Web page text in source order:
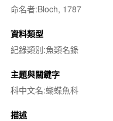
命名者:Bloch, 1787
資料類型
紀錄類別:魚類名錄
主題與關鍵字
科中文名:蝴蝶魚科
描述